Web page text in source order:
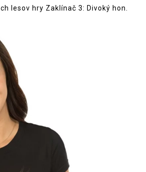
lesov hry Zaklínač 3: Divoký hon.